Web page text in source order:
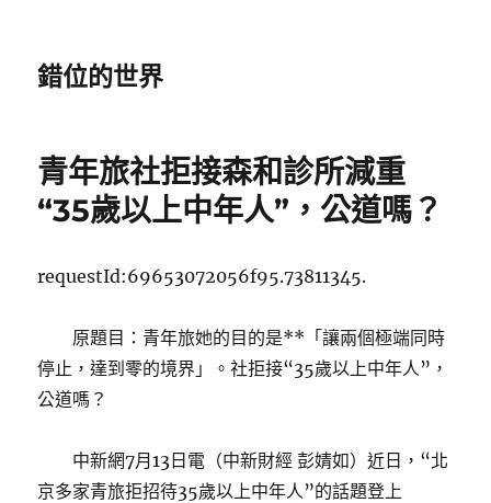
錯位的世界
青年旅社拒接森和診所減重
“35歲以上中年人”，公道嗎？
requestId:69653072056f95.73811345.
原題目：青年旅她的目的是**「讓兩個極端同時
停止，達到零的境界」。社拒接“35歲以上中年人”，
公道嗎？
中新網7月13日電（中新財經 彭婧如）近日，“北
京多家青旅拒招待35歲以上中年人”的話題登上